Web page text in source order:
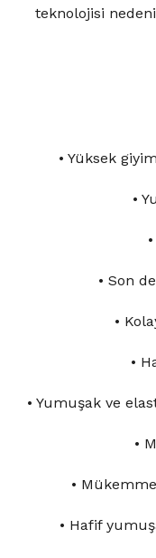
teknolojisi
• Yüksek
•
• Son
•
•
• Yumuşak ve
•
•
• Hafif